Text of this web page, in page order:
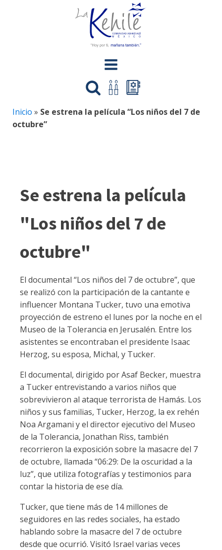
Inicio » Se estrena la película “Los niños del 7 de
octubre”
Se estrena la película
"Los niños del 7 de
octubre"
El documental “Los niños del 7 de octubre”, que
se realizó con la participación de la cantante e
influencer Montana Tucker, tuvo una emotiva
proyección de estreno el lunes por la noche en el
Museo de la Tolerancia en Jerusalén. Entre los
asistentes se encontraban el presidente Isaac
Herzog, su esposa, Michal, y Tucker.
El documental, dirigido por Asaf Becker, muestra
a Tucker entrevistando a varios niños que
sobrevivieron al ataque terrorista de Hamás. Los
niños y sus familias, Tucker, Herzog, la ex rehén
Noa Argamani y el director ejecutivo del Museo
de la Tolerancia, Jonathan Riss, también
recorrieron la exposición sobre la masacre del 7
de octubre, llamada “06:29: De la oscuridad a la
luz”, que utiliza fotografías y testimonios para
contar la historia de ese día.
Tucker, que tiene más de 14 millones de
seguidores en las redes sociales, ha estado
hablando sobre la masacre del 7 de octubre
desde que ocurrió. Visitó Israel varias veces